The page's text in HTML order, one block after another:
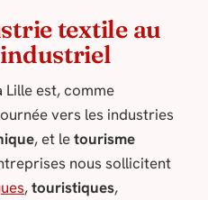
textile au
est, comme
vers les industries
, et letourisme
nous sollicitent
,touristiques,